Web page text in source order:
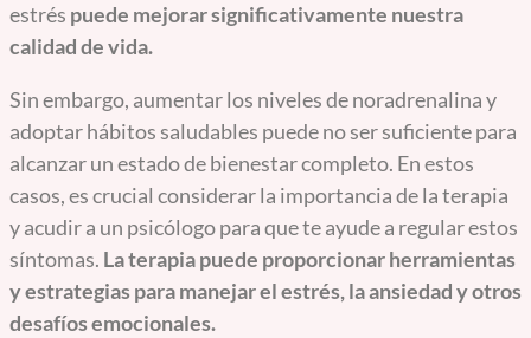
estrés puede mejorar significativamente nuestra
calidad de vida.
Sin embargo, aumentar los niveles de noradrenalina y
adoptar hábitos saludables puede no ser suficiente para
alcanzar un estado de bienestar completo. En estos
casos, es crucial considerar la importancia de la terapia
y acudir a un psicólogo para que te ayude a regular estos
síntomas. La terapia puede proporcionar herramientas
y estrategias para manejar el estrés, la ansiedad y otros
desafíos emocionales.